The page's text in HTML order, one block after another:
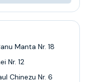
Manta Nr. 18
Nr. 12
Chinezu Nr. 6